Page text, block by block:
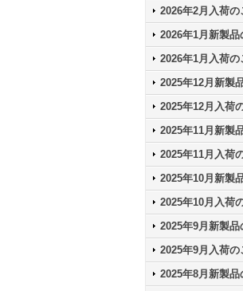
2026年2月入荷の
2026年1月新製品
2026年1月入荷の
2025年12月新製
2025年12月入荷
2025年11月新製
2025年11月入荷
2025年10月新製
2025年10月入荷
2025年9月新製品
2025年9月入荷の
2025年8月新製品